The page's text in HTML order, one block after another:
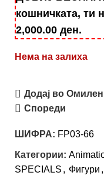
кошничката, ти
2,000.00 ден.
Нема на залиха
Додај во
Спореди
ШИФРА: FP03-66
Категории:
SPECIALS , Фигури ,